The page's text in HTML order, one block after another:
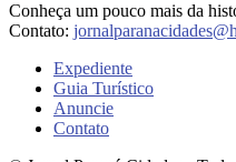
Conheça um pouco mais da
Contato:
Expediente
Guia Turístico
Anuncie
Contato